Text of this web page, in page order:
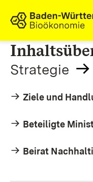
Zum Inhalt
Link zur Startseite
Strategie
Ziele und
Beteiligte
Beirat